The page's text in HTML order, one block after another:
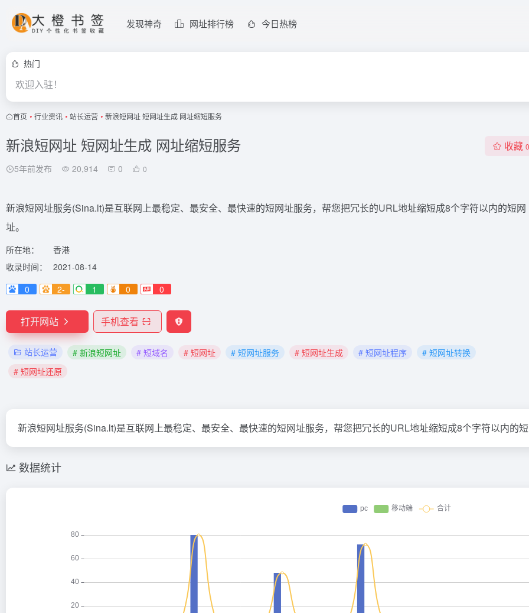
发现神奇 网址排行榜 今日热榜
热门
欢迎入驻！
首页 • 行业资讯 • 站长运营 • 新浪短网址 短网址生成 网址缩短服务
新浪短网址 短网址生成 网址缩短服务
5年前发布 20,914 0 0
收藏 0
新浪短网址服务(Sina.lt)是互联网上最稳定、最安全、最快速的短网址服务，帮您把冗长的URL地址缩短成8个字符以内的短网
址。
所在地：
香港
收录时间：
2021-08-14
0
2- 1 0 0
打开网站 手机查看
站长运营 # 新浪短网址 # 短域名 # 短网址 # 短网址服务 # 短网址生成 # 短网址程序
# 短网址转换
# 短网址还原
新浪短网址服务(Sina.lt)是互联网上最稳定、最安全、最快速的短网址服务，帮您把冗长的URL地址缩短成8个字符以内的
数据统计